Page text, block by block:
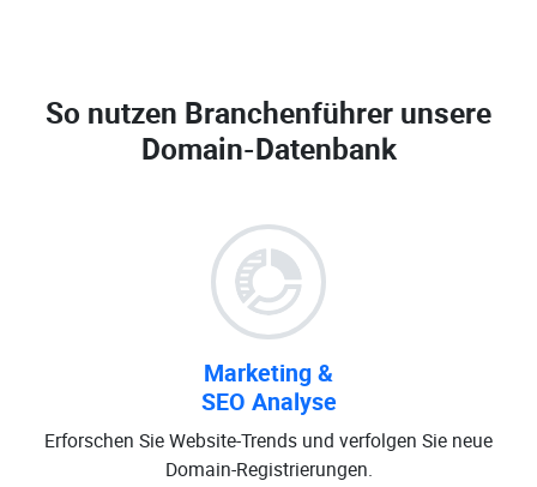
So nutzen Branchenführer unsere
Domain-Datenbank
Marketing &
SEO Analyse
Erforschen Sie Website-Trends und verfolgen Sie neue
Domain-Registrierungen.